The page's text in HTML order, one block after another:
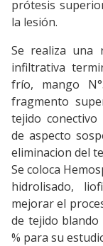
prótesis
la lesión.
Se realiza una
infiltrativa
frío, mango
fragmento
tejido conectivo
de aspecto
eliminacion del
Se coloca
hidrolisado,
mejorar el
de tejido
% para su